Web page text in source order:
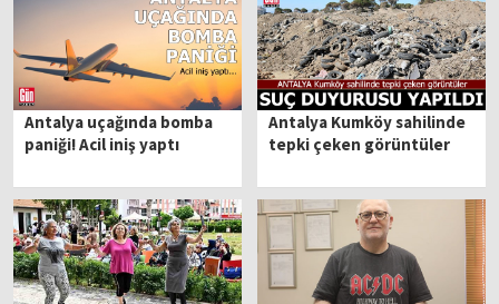
Antalya uçağında bomba
paniği! Acil iniş yaptı
Antalya Kumköy sahilinde
tepki çeken görüntüler